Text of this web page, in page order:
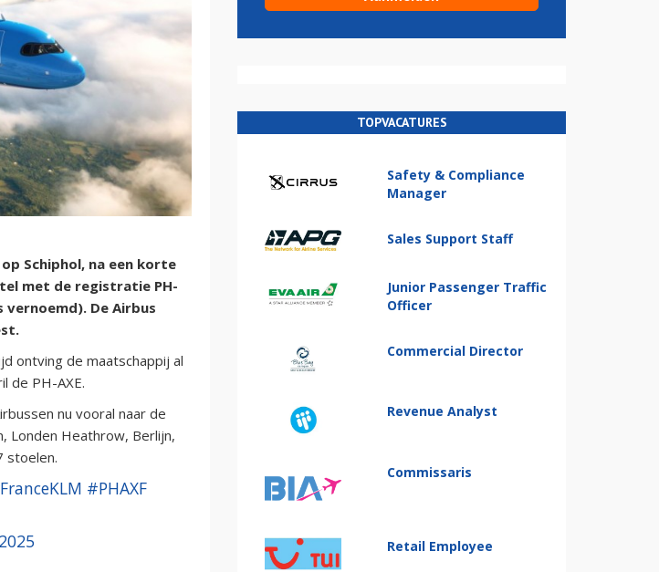
Schiphol, na een korte
met de registratie PH-
vernoemd). De Airbus
ontving de maatschappij al
de PH-AXE.
nu vooral naar de
Londen Heathrow, Berlijn,
stoelen.
#PHAXF
TOPVACATURES
Safety & Compliance
Manager
Sales Support Staff
Junior Passenger Traffic
Officer
Commercial Director
Revenue Analyst
Commissaris
Retail Employee